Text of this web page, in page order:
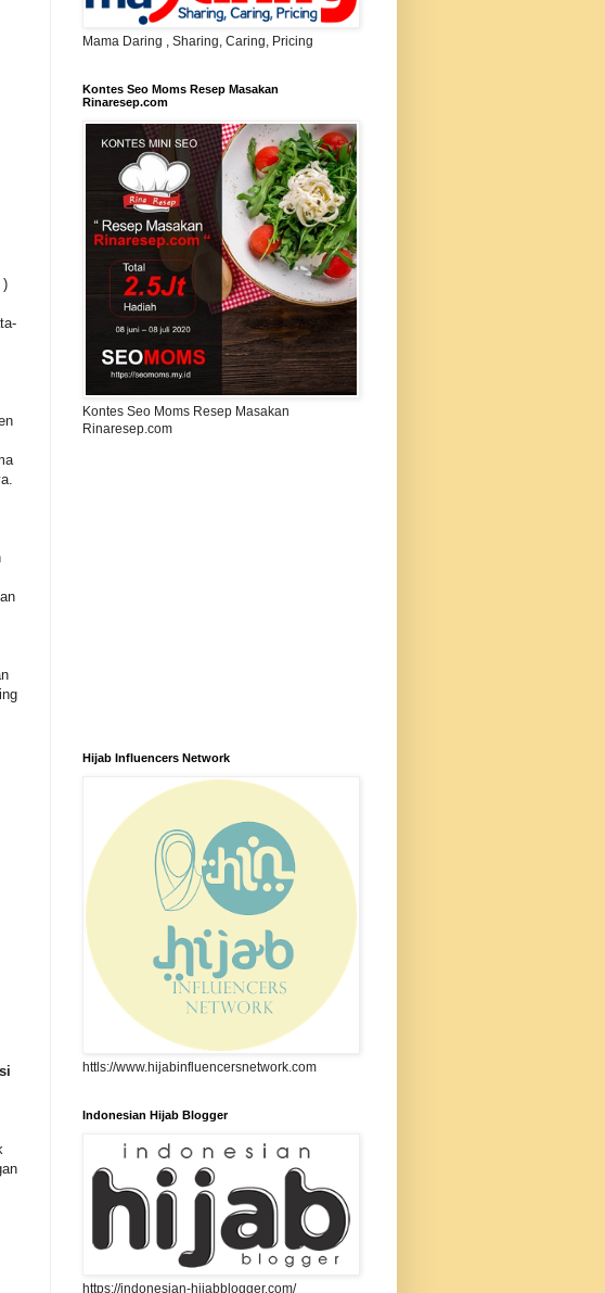
)
Mama Daring , Sharing, Caring, Pricing
Kontes Seo Moms Resep Masakan
Rinaresep.com
Kontes Seo Moms Resep Masakan
Rinaresep.com
Hijab Influencers Network
httls://www.hijabinfluencersnetwork.com
Indonesian Hijab Blogger
https://indonesian-hijabblogger.com/